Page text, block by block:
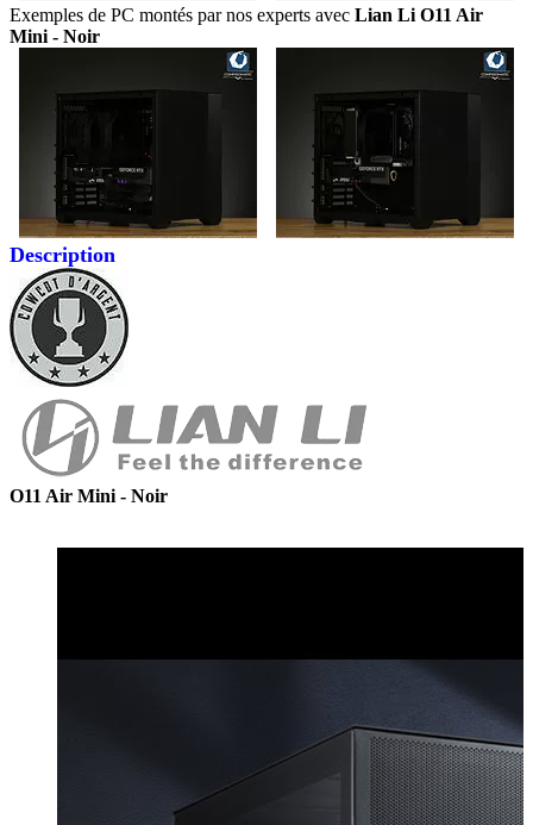
Exemples de PC montés par nos experts avec Lian Li O11 Air
Mini - Noir
Description
O11 Air Mini - Noir